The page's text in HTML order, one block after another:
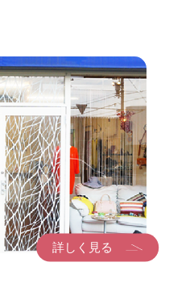
詳しく見る